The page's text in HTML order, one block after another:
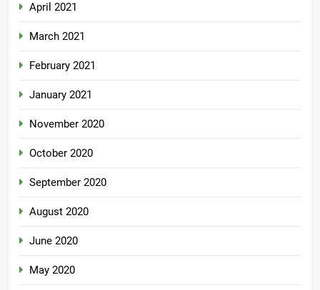
April 2021
March 2021
February 2021
January 2021
November 2020
October 2020
September 2020
August 2020
June 2020
May 2020